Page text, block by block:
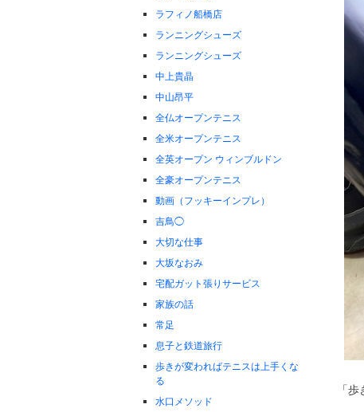
「
ラフィノ船橋店
ランニングシューズ
ランニングシューズ
中上貴晶
中山昂平
全仏オープンテニス
全米オープンテニス
全英オープン ウィンブルドン
全豪オープンテニス
動画（フッキーインプレ）
吉鳥◯
大切な仕事
大坂なおみ
宅配ガット張りサービス
家族の話
常足
息子と鉄道旅行
歩きが変わればテニスは上手くな
る
水口メソッド